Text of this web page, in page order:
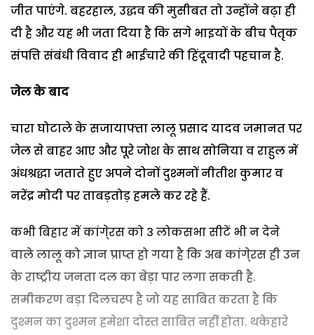
जीत पाएंगे. बहरहाल, उद्धव की मुसीबत तो उन्होंने बढ़ा ही
दी है और यह भी जता दिया है कि सगे भाइयों के बीच पैतृक
संपत्ति संबंधी विवाद ही भाईचारे की हिंदूवादी पहचान है.
जेल के बाद
चारा घोटाले के सजायाफ्ता लालू प्रसाद यादव जमानत पर
जेल से बाहर आए और पूरे जोश के साथ सोनिया व राहुल में
अंधश्रद्धा जताते हुए अपने दोनों दुश्मनों नीतीश कुमार व
नरेंद्र मोदी पर ताबड़तोड़ हमले कर रहे हैं.
कभी बिहार में कांगे्रस को 3 लोकसभा सीटें भी न देने
वाले लालू को ज्ञान प्राप्त हो गया है कि अब कांगे्रस ही उन
के राष्ट्रीय जनता दल का बेड़ा पार लगा सकती है.
समीकरण बड़ा दिलचस्प है जो यह साबित करता है कि
दुश्मन का दुश्मन हमेशा दोस्त साबित नहीं होता. थकेहारे